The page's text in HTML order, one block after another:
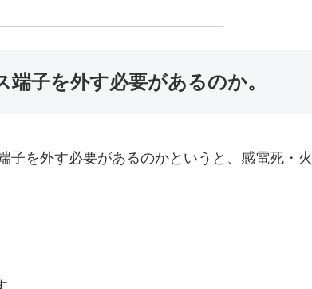
子を外す必要があるのか。
を外す必要があるのかというと、 感電死・火